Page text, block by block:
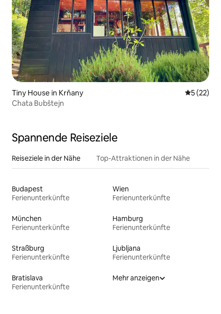
Tiny House in Krňany
5 (22)
Chata Bubštejn
Spannende Reiseziele
Reiseziele in der Nähe Top-Attraktionen in der Nähe
Budapest
Ferienunterkünfte
Wien
Ferienunterkünfte
München
Ferienunterkünfte
Hamburg
Ferienunterkünfte
Straßburg
Ferienunterkünfte
Ljubljana
Ferienunterkünfte
Bratislava
Ferienunterkünfte
Mehr anzeigen